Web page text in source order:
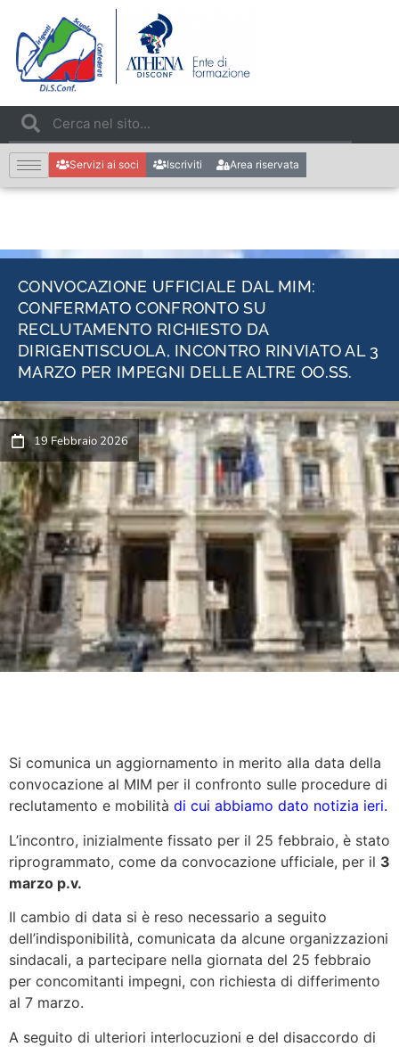
Servizi ai soci Iscriviti Area riservata
CONVOCAZIONE UFFICIALE DAL MIM:
CONFERMATO CONFRONTO SU
RECLUTAMENTO RICHIESTO DA
DIRIGENTISCUOLA, INCONTRO RINVIATO AL 3
MARZO PER IMPEGNI DELLE ALTRE OO.SS.
19 Febbraio 2026
Si comunica un aggiornamento in merito alla data della
convocazione al MIM per il confronto sulle procedure di
reclutamento e mobilità di cui abbiamo dato notizia ieri.
L’incontro, inizialmente fissato per il 25 febbraio, è stato
riprogrammato, come da convocazione ufficiale, per il 3
marzo p.v.
Il cambio di data si è reso necessario a seguito
dell’indisponibilità, comunicata da alcune organizzazioni
sindacali, a partecipare nella giornata del 25 febbraio
per concomitanti impegni, con richiesta di differimento
al 7 marzo.
A seguito di ulteriori interlocuzioni e del disaccordo di